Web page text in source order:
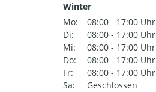
Winter
Mo:
08:00 - 17:00 Uhr
Di:
08:00 - 17:00 Uhr
Mi:
08:00 - 17:00 Uhr
Do:
08:00 - 17:00 Uhr
Fr:
08:00 - 17:00 Uhr
Sa:
Geschlossen